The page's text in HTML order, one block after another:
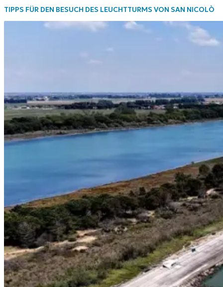
TIPPS FÜR DEN BESUCH DES LEUCHTTURMS VON SAN NICOLÒ